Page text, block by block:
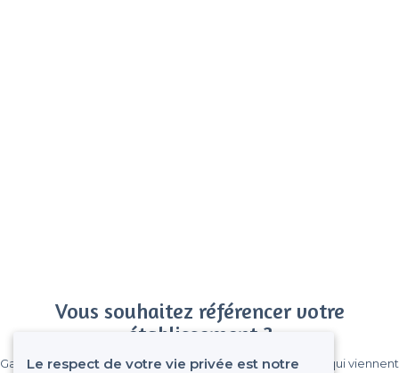
Vous souhaitez référencer votre
établissement ?
Gagnez de nombreux clients parmi le million de visiteurs qui viennent
Le respect de votre vie privée est notre